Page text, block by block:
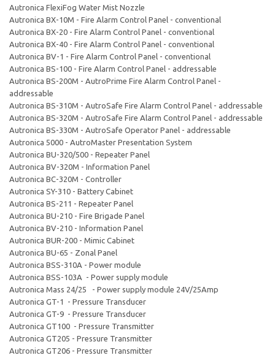
Autronica FlexiFog Water Mist Nozzle
Autronica BX-10M - Fire Alarm Control Panel - conventional
Autronica BX-20 - Fire Alarm Control Panel - conventional
Autronica BX-40 - Fire Alarm Control Panel - conventional
Autronica BV-1 - Fire Alarm Control Panel - conventional
Autronica BS-100 - Fire Alarm Control Panel - addressable
Autronica BS-200M - AutroPrime Fire Alarm Control Panel -
addressable
Autronica BS-310M - AutroSafe Fire Alarm Control Panel - addressable
Autronica BS-320M - AutroSafe Fire Alarm Control Panel - addressable
Autronica BS-330M - AutroSafe Operator Panel - addressable
Autronica 5000 - AutroMaster Presentation System
Autronica BU-320/500 - Repeater Panel
Autronica BV-320M - Information Panel
Autronica BC-320M - Controller
Autronica SY-310 - Battery Cabinet
Autronica BS-211 - Repeater Panel
Autronica BU-210 - Fire Brigade Panel
Autronica BV-210 - Information Panel
Autronica BUR-200 - Mimic Cabinet
Autronica BU-65 - Zonal Panel
Autronica BSS-310A - Power module
Autronica BSS-103A - Power supply module
Autronica Mass 24/25 - Power supply module 24V/25Amp
Autronica GT-1 - Pressure Transducer
Autronica GT-9 - Pressure Transducer
Autronica GT100 - Pressure Transmitter
Autronica GT205 - Pressure Transmitter
Autronica GT206 - Pressure Transmitter